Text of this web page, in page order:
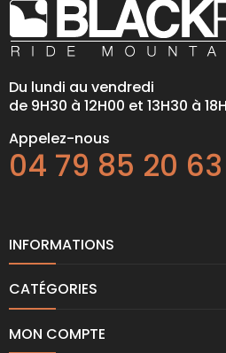
Du lundi au vendredi
de 9H30 à 12H00 et 13H30 à
Appelez-nous
04 79 85 20 63
INFORMATIONS
CATÉGORIES
MON COMPTE